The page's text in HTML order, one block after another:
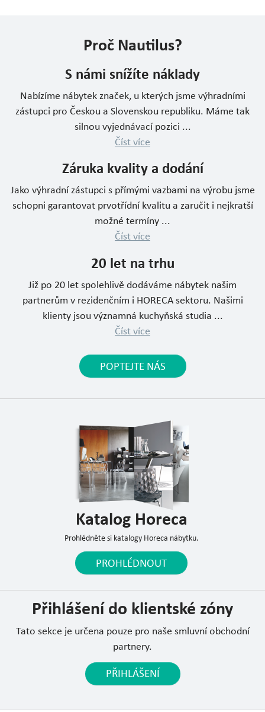
Proč Nautilus?
S námi snížíte náklady
Nabízíme nábytek značek, u kterých jsme výhradními
zástupci pro Českou a Slovenskou republiku. Máme tak
silnou vyjednávací pozici ...
Číst více
Záruka kvality a dodání
Jako výhradní zástupci s přímými vazbami na výrobu jsme
schopni garantovat prvotřídní kvalitu a zaručit i nejkratší
možné termíny ...
Číst více
20 let na trhu
Již po 20 let spolehlivě dodáváme nábytek našim
partnerům v rezidenčním i HORECA sektoru. Našimi
klienty jsou významná kuchyňská studia ...
Číst více
POPTEJTE NÁS
Katalog Horeca
Prohlédněte si katalogy Horeca nábytku.
PROHLÉDNOUT
Přihlášení do klientské zóny
Tato sekce je určena pouze pro naše smluvní obchodní
partnery.
PŘIHLÁŠENÍ